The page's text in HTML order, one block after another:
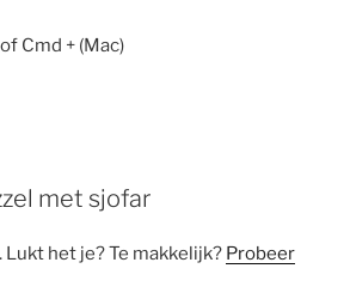
Cmd + (Mac)
met sjofar
Lukt het je? Te makkelijk? Probeer